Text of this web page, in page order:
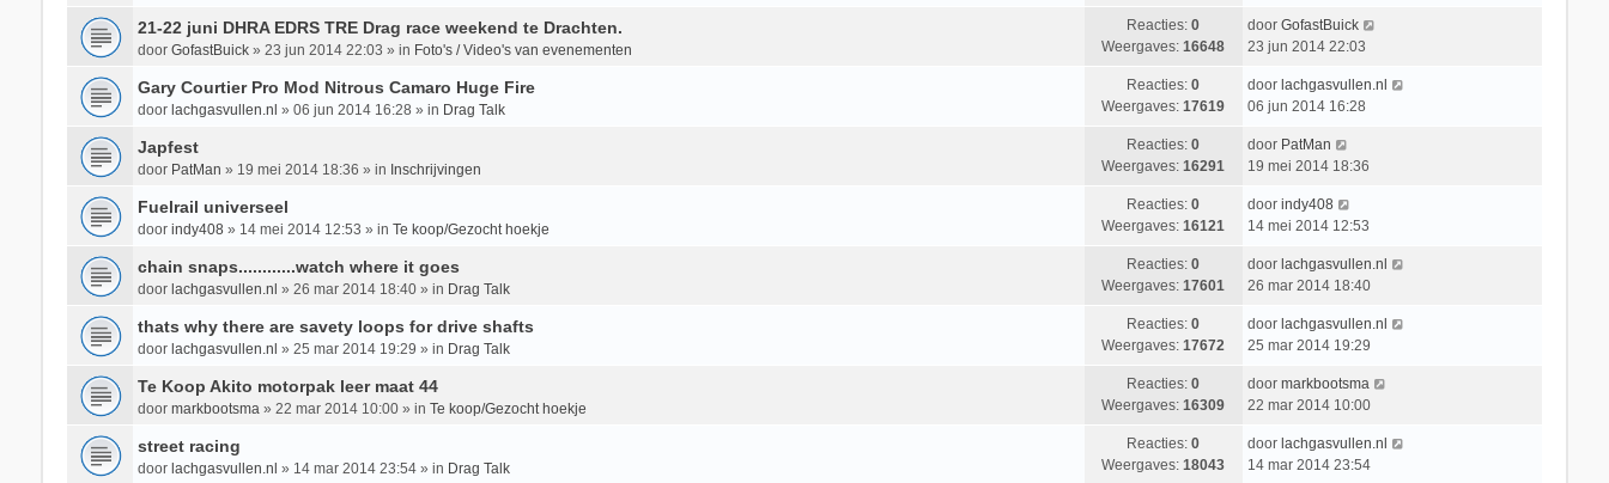
21-22 juni DHRA EDRS TRE Drag race weekend te Drachten.
door GofastBuick» 23 jun 2014 22:03 » in Foto's / Video's van evenementen
Reacties:0
Weergaves:16648
door GofastBuick
23 jun 2014 22:03
Gary Courtier Pro Mod Nitrous Camaro Huge Fire
door lachgasvullen.nl » 06 jun 2014 16:28 » in Drag Talk
Reacties:0
Weergaves:17619
door lachgasvullen.nl
06 jun 2014 16:28
Japfest
door PatMan » 19 mei 2014 18:36 » in Inschrijvingen
Reacties:0
Weergaves:16291
door PatMan
19 mei 2014 18:36
Fuelrail universeel
door indy408 » 14 mei 2014 12:53 » in Te koop/Gezocht hoekje
Reacties:0
Weergaves:16121
door indy408
14 mei 2014 12:53
chain snaps............watch where it goes
door lachgasvullen.nl » 26 mar 2014 18:40» in Drag Talk
Reacties:0
Weergaves:17601
door lachgasvullen.nl
26 mar 2014 18:40
thats why there are savety loops for drive shafts
door lachgasvullen.nl » 25 mar 2014 19:29 » in Drag Talk
Reacties:0
Weergaves:17672
door lachgasvullen.nl
25 mar 2014 19:29
Te Koop Akito motorpak leer maat 44
door markbootsma» 22 mar 2014 10:00» in Te koop/Gezocht hoekje
Reacties:0
Weergaves:16309
door markbootsma
22 mar 2014 10:00
street racing
door lachgasvullen.nl » 14 mar 2014 23:54» in Drag Talk
Reacties:0
Weergaves:18043
door lachgasvullen.nl
14 mar 2014 23:54